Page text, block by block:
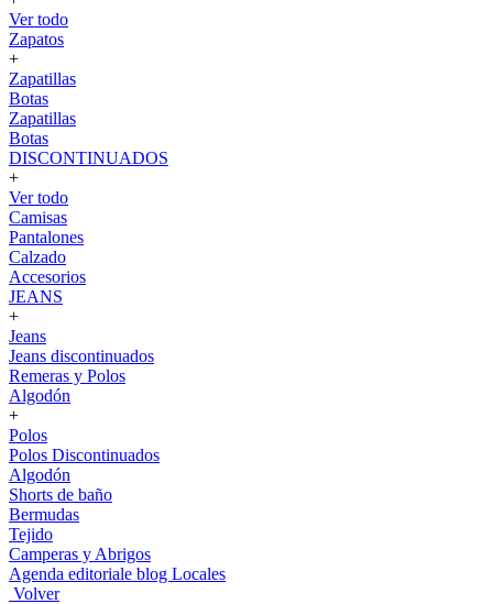
Ver todo
Zapatos
+
Zapatillas
Botas
Zapatillas
Botas
DISCONTINUADOS
+
Ver todo
Camisas
Pantalones
Calzado
Accesorios
JEANS
+
Jeans
Jeans discontinuados
Remeras y Polos
Algodón
+
Polos
Polos Discontinuados
Algodón
Shorts de baño
Bermudas
Tejido
Camperas y Abrigos
Agenda editoriale blog Locales
Volver